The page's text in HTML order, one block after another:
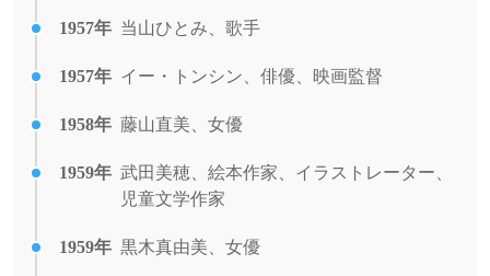
1957年 当山ひとみ、歌手
1957年 イー・トンシン、俳優、映画監督
1958年 藤山直美、女優
1959年 武田美穂、絵本作家、イラストレーター、
児童文学作家
1959年 黒木真由美、女優